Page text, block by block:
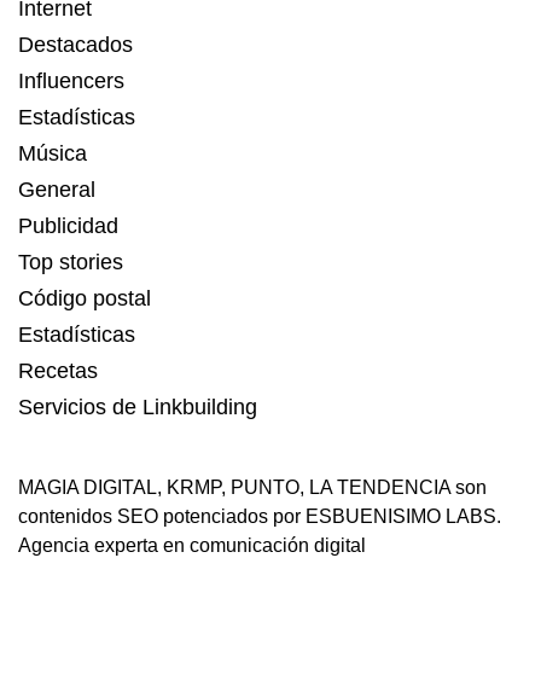
Internet
Destacados
Influencers
Estadísticas
Música
General
Publicidad
Top stories
Código postal
Estadísticas
Recetas
Servicios de Linkbuilding
MAGIA DIGITAL, KRMP, PUNTO, LA TENDENCIAson
contenidos SEO potenciados por ESBUENISIMO LABS.
Agencia experta en comunicación digital